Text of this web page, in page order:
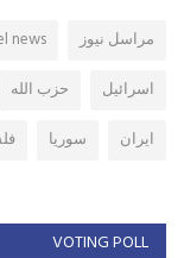
مراسل نيوز news
اسرائيل
حزب الله
ايران
سوريا
VOTING POLL